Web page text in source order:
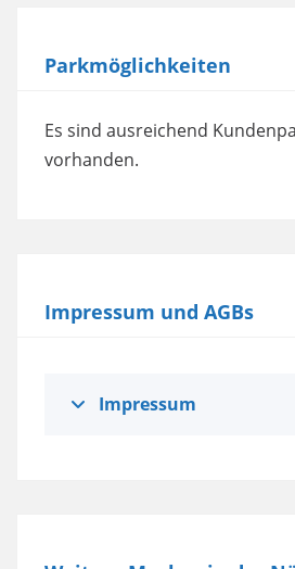
powered by
Management
Parkmöglichkeiten
Es sind ausreichend
vorhanden.
Impressum und AGBs
Impressum